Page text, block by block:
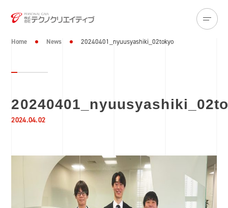
Home News 20240401_nyuusyashiki_02tokyo
2024.04.02